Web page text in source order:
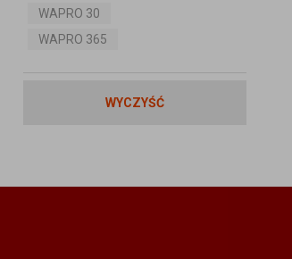
WAPRO 30
WAPRO 365
WYCZYŚĆ